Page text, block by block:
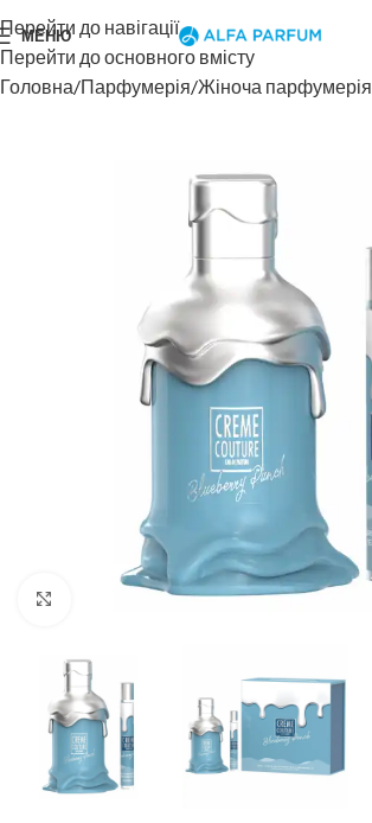
Перейти до навігації
Перейти до основного вмісту
МЕНЮ
Головна Парфумерія Жіноча парфумерія
Натисніть, щоб збільшити